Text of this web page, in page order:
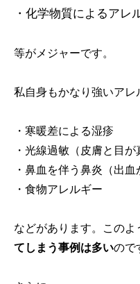
・化学物質によるアレ
等がメジャーです。
私自身もかなり強いア
・寒暖差による湿疹
・光線過敏（皮膚と目が
・鼻血を伴う鼻炎（出血
・食物アレルギー
などがあります。このよ
てしまう事例は多いので